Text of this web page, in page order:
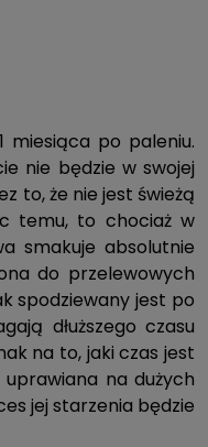
miesiąca po paleniu.
nie będzie w swojej
to, że nie jest świeżą
temu, to chociaż w
smakuje absolutnie
do przelewowych
spodziewany jest po
dłuższego czasu
na to, jaki czas jest
na dużych
jej starzenia będzie